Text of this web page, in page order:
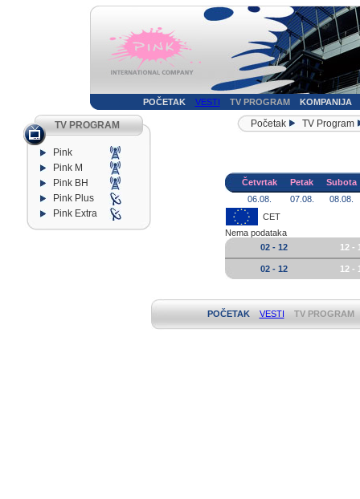
POČETAK VESTI TV PROGRAM KOMPANIJA
TV PROGRAM
Pink
Pink M
Pink BH
Pink Plus
Pink Extra
Početak TV Program
Četvrtak Petak
Subota
06.08.
07.08.
08.08.
CET
Nema podataka
02 - 12
12 -
02 - 12 12 -
POČETAK VESTI TV PROGRAM